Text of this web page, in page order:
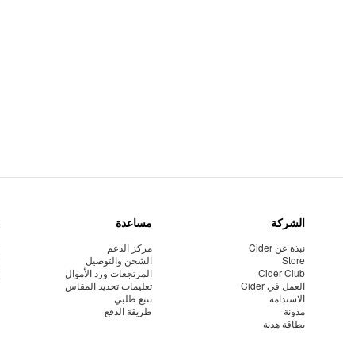
الشركة
نبذة عن Cider
Store
Cider Club
العمل في Cider
الاستدامة
مدونة
بطاقة هدية
مساعدة
مركز الدعم
الشحن والتوصيل
المرتجعات ورد الأموال
تعليمات تحديد المقاس
تتبع طلبي
طريقة الدفع